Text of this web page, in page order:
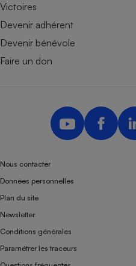
Victoires
Devenir adhérent
Devenir bénévole
Faire un don
Nous contacter
Données personnelles
Plan du site
Newsletter
Conditions générales
Paramétrer les traceurs